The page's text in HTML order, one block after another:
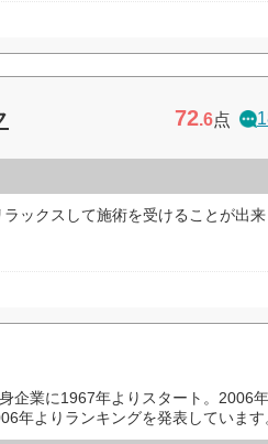
72.6点
ックスして施術を受けることが出来
企業に1967年よりスタート。2006
年よりランキングを発表しています